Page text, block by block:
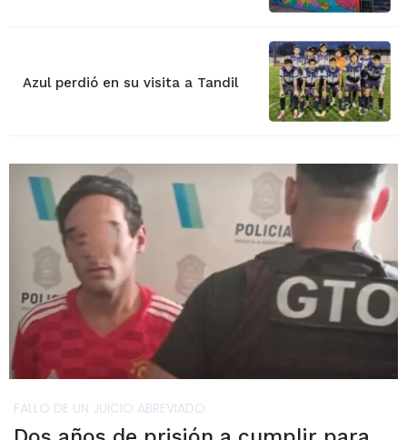
Azul perdió en su visita a Tandil
FALLO DE UN JUICIO ABREVIADO